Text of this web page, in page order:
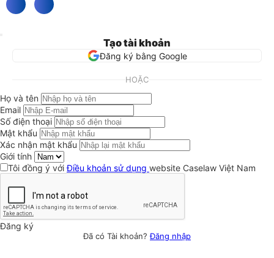
Tạo tài khoản
Đăng ký bằng Google
HOẶC
Họ và tên
Email
Số điện thoại
Mật khẩu
Xác nhận mật khẩu
Giới tính
Tôi đồng ý vớiĐiều khoản sử dụng website Caselaw Việt Nam
Đăng ký
Đã có Tài khoản?Đăng nhập